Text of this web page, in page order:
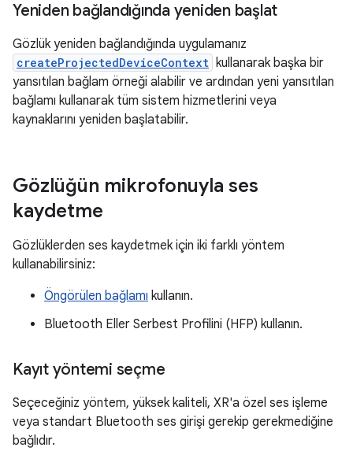
Yeniden bağlandığında yeniden başlat
Gözlük yeniden bağlandığında uygulamanız
createProjectedDeviceContext kullanarak başka bir
yansıtılan bağlam örneği alabilir ve ardından yeni yansıtılan
bağlamı kullanarak tüm sistem hizmetlerini veya
kaynaklarını yeniden başlatabilir.
Gözlüğün mikrofonuyla ses
kaydetme
Gözlüklerden ses kaydetmek için iki farklı yöntem
kullanabilirsiniz:
Öngörülen bağlamı kullanın.
Bluetooth Eller Serbest Profilini (HFP) kullanın.
Kayıt yöntemi seçme
Seçeceğiniz yöntem, yüksek kaliteli, XR'a özel ses işleme
veya standart Bluetooth ses girişi gerekip gerekmediğine
bağlıdır.